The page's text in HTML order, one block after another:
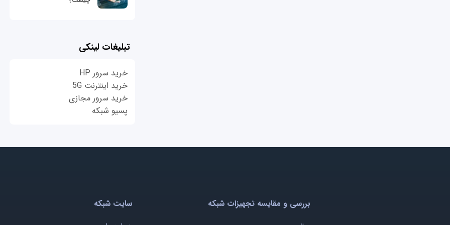
تبلیغات لینکی
خرید سرور HP
خرید اینترنت 5G
خرید سرور مجازی
پسیو شبکه
بررسی و مقایسه تجهیزات شبکه
سایت شبکه